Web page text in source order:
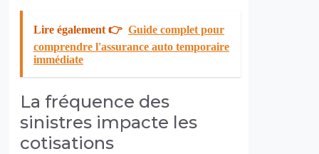
Lire également 👉 Guide complet pour
comprendre l'assurance auto temporaire
immédiate
La fréquence des
sinistres impacte les
cotisations